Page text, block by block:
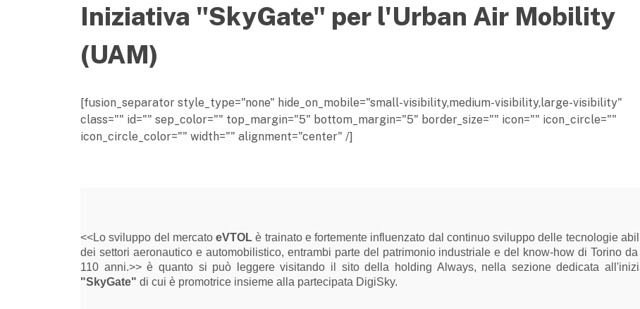
Iniziativa "SkyGate" per l'Urban Air Mobility
(UAM)
[fusion_separator style_type="none" hide_on_mobile="small-visibility,medium-visibility,large-visibility"
class="" id="" sep_color="" top_margin="5" bottom_margin="5" border_size="" icon="" icon_circle=""
icon_circle_color="" width="" alignment="center" /]
<<Lo sviluppo del mercatoeVTOL è trainato e fortemente influenzato dal continuo sviluppo delle tecnologie
dei settori aeronautico e automobilistico, entrambi parte del patrimonio industriale e del know-how di Torino
110 anni.>> è quanto si può leggere visitando il sito della holding Always, nella sezione dedicata
"SkyGate" di cui è promotrice insieme alla partecipata DigiSky.